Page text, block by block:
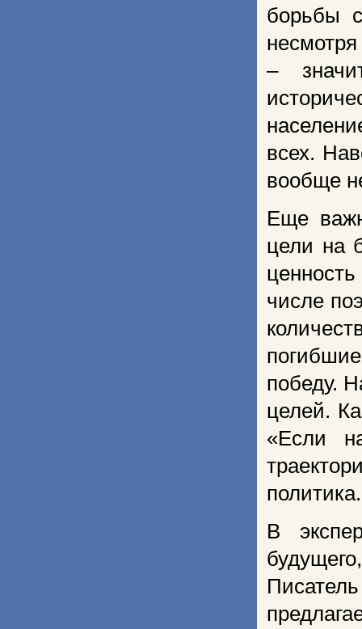
борьбы
–
всех.
вообще
Еще
цели на
числе
победу.
целей.
«Если
политика.
В